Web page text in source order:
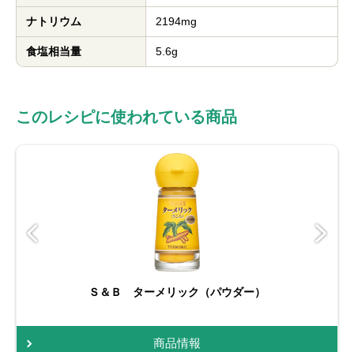
ナトリウム 2194mg
食塩相当量 5.6g
このレシピに使われている商品
Ｓ＆Ｂ ターメリック（パウダー）
商品情報